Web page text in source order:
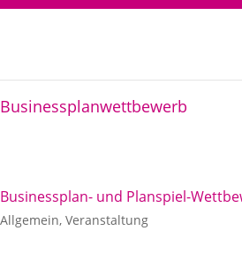
Businessplanwettbewerb
Businessplan- und Planspiel-
Allgemein, Veranstaltung